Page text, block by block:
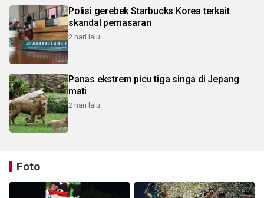
Polisi gerebek Starbucks Korea terkait
skandal pemasaran
2 hari lalu
Panas ekstrem picu tiga singa di Jepang
mati
2 hari lalu
Foto